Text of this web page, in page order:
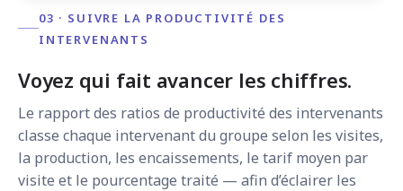
03 · SUIVRE LA PRODUCTIVITÉ DES
INTERVENANTS
Voyez qui fait avancer les chiffres.
Le rapport des ratios de productivité des intervenants
classe chaque intervenant du groupe selon les visites,
la production, les encaissements, le tarif moyen par
visite et le pourcentage traité — afin d’éclairer les